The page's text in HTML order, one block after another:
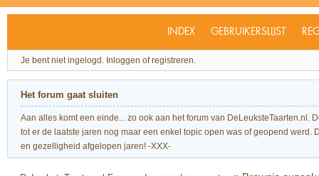
INDEX GEBRUIKERSLIJST
Je bent niet ingelogd. Inloggen of registreren.
Het forum gaat sluiten
Aan alles komt een einde... zo ook aan het forum van
tot er de laatste jaren nog maar een enkel topic open was of geopend
en gezelligheid afgelopen jaren! -XXX-